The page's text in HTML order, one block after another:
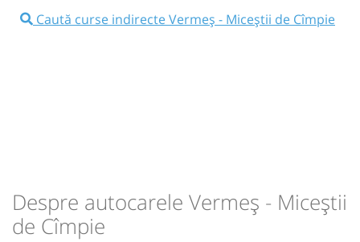
Durată: Zile de circulație:
Microbuz: BISTRITA - Vermes - VISUIA
Afiseaza itinerariu
6,5lei
Caută curse indirecte Vermeș - Miceștii de Cîmpie
Despre autocarele Vermeș - Miceștii
de Cîmpie